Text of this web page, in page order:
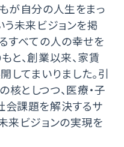
が自分の人生をまっ
う未来ビジョンを掲
すべての人の幸せを
と、創業以来、家賃
てまいりました。引
としつつ、医療・子
会課題を解決するサ
来ビジョンの実現を